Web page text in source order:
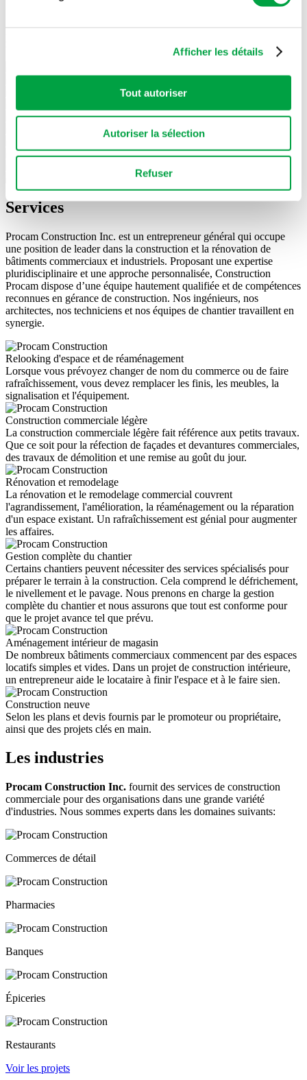
et les annonces, d'offrir des fonctionnalités relatives aux
médias sociaux et d'analyser notre trafic. Nous
notre site avec nos partenaires de médias sociaux, de
publicité et d'analyse, qui peuvent combiner celles-ci
avec d'autres informations que vous leur avez fournies
ou qu'ils ont collectées lors de votre utilisation de leurs
services.
Afficher les détails
Tout autoriser
Autoriser la sélection
Refuser
Notre expertise couvre un large éventail de secteurs comme le
Services
Procam Construction Inc. est un entrepreneur général qui occupe
une position de leader dans la construction et la rénovation de
bâtiments commerciaux et industriels. Proposant une expertise
pluridisciplinaire et une approche personnalisée, Construction
Procam dispose d’une équipe hautement qualifiée et de compétences
reconnues en gérance de construction. Nos ingénieurs, nos
architectes, nos techniciens et nos équipes de chantier travaillent en
synergie.
Relooking d'espace et de réaménagement
Lorsque vous prévoyez changer de nom du commerce ou de faire
rafraîchissement, vous devez remplacer les finis, les meubles, la
signalisation et l'équipement.
Construction commerciale légère
La construction commerciale légère fait référence aux petits travaux.
Que ce soit pour la réfection de façades et devantures commerciales,
des travaux de démolition et une remise au goût du jour.
Rénovation et remodelage
La rénovation et le remodelage commercial couvrent
l'agrandissement, l'amélioration, la réaménagement ou la réparation
d'un espace existant. Un rafraîchissement est génial pour augmenter
les affaires.
Gestion complète du chantier
Certains chantiers peuvent nécessiter des services spécialisés pour
préparer le terrain à la construction. Cela comprend le défrichement,
le nivellement et le pavage. Nous prenons en charge la gestion
complète du chantier et nous assurons que tout est conforme pour
que le projet avance tel que prévu.
Aménagement intérieur de magasin
De nombreux bâtiments commerciaux commencent par des espaces
locatifs simples et vides. Dans un projet de construction intérieure,
un entrepreneur aide le locataire à finir l'espace et à le faire sien.
Construction neuve
Selon les plans et devis fournis par le promoteur ou propriétaire,
ainsi que des projets clés en main.
Les industries
Procam Construction Inc. fournit des services de construction
commerciale pour des organisations dans une grande variété
d'industries. Nous sommes experts dans les domaines suivants:
Commerces de détail
Pharmacies
Banques
Épiceries
Restaurants
Voir les projets